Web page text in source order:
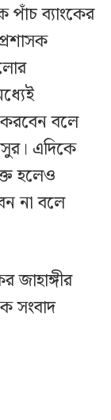
পাঁচ ব্যাংকের
বলে
এদিকে
হলেও
না বলে
জাহাঙ্গীর
সংবাদ